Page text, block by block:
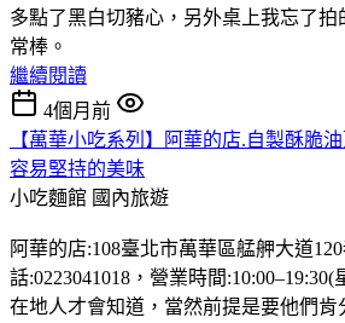
多點了黑白切豬心，另外桌上我忘了
常棒。
繼續閱讀
4個月前
【萬華小吃系列】阿華的店.自製酥脆
容易堅持的美味
小吃麵館 國內旅遊
阿華的店:108臺北市萬華區艋舺大道
話:0223041018，營業時間
在地人才會知道，當然前提是要他們